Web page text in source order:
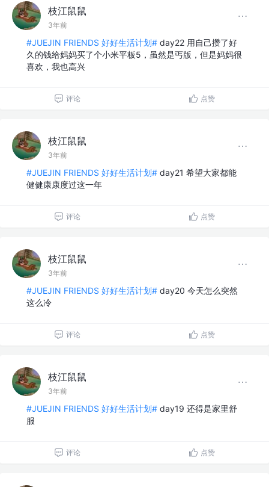
枝江鼠鼠
3年前
#JUEJIN FRIENDS 好好生活计划# day22 用自己攒了好
久的钱给妈妈买了个小米平板5，虽然是丐版，但是妈妈很
喜欢，我也高兴
评论 点赞
枝江鼠鼠
3年前
#JUEJIN FRIENDS 好好生活计划# day21 希望大家都能
健健康康度过这一年
评论 点赞
枝江鼠鼠
3年前
#JUEJIN FRIENDS 好好生活计划# day20 今天怎么突然
这么冷
评论 点赞
枝江鼠鼠
3年前
#JUEJIN FRIENDS 好好生活计划# day19 还得是家里舒
服
评论 点赞